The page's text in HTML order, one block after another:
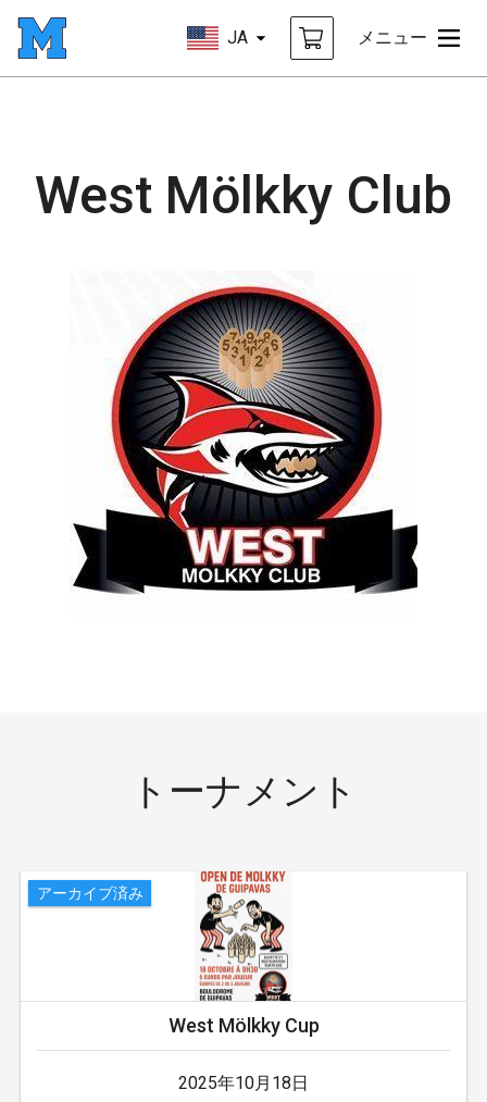
JA メニュー
West Mölkky Club
トーナメント
アーカイブ済み
West Mölkky Cup
2025年10月18日